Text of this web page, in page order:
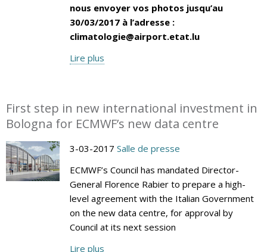
nous envoyer vos photos jusqu’au
30/03/2017 à l’adresse :
climatologie@airport.etat.lu
Lire plus
First step in new international investment in
Bologna for ECMWF’s new data centre
3-03-2017 Salle de presse
ECMWF’s Council has mandated Director-
General Florence Rabier to prepare a high-
level agreement with the Italian Government
on the new data centre, for approval by
Council at its next session
Lire plus